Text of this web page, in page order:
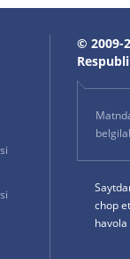
© 2009-
chop